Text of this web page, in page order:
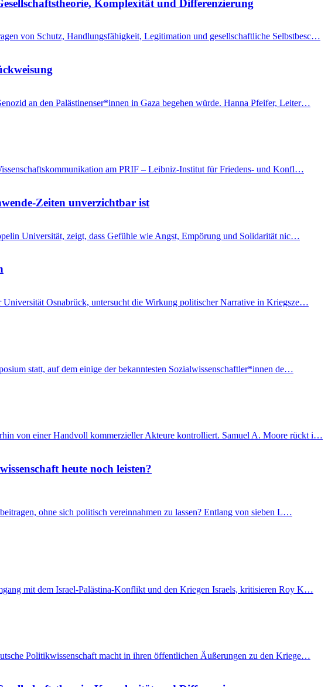
Komplexität und Differenzierung
von Schutz, Handlungsfähigkeit, Legitimation und gesellschaftliche Selbstbesc…
an den Palästinenser*innen in Gaza begehen würde. Hanna Pfeifer, Leiter…
am PRIF – Leibniz-Institut für Friedens- und Konfl…
Zeiten unverzichtbar ist
Universität, zeigt, dass Gefühle wie Angst, Empörung und Solidarität nic…
Osnabrück, untersucht die Wirkung politischer Narrative in Kriegsze…
statt, auf dem einige der bekanntesten Sozialwissenschaftler*innen de…
von einer Handvoll kommerzieller Akteure kontrolliert. Samuel A. Moore rückt i…
heute noch leisten?
ohne sich politisch vereinnahmen zu lassen? Entlang von sieben L…
mit dem Israel-Palästina-Konflikt und den Kriegen Israels, kritisieren Roy K…
Politikwissenschaft macht in ihren öffentlichen Äußerungen zu den Kriege…